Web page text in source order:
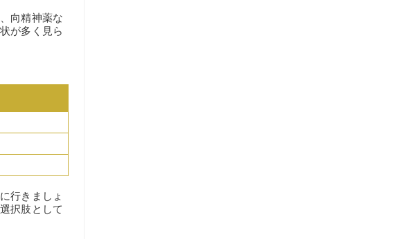
向精神薬な
が多く見ら
行きましょ
択肢として